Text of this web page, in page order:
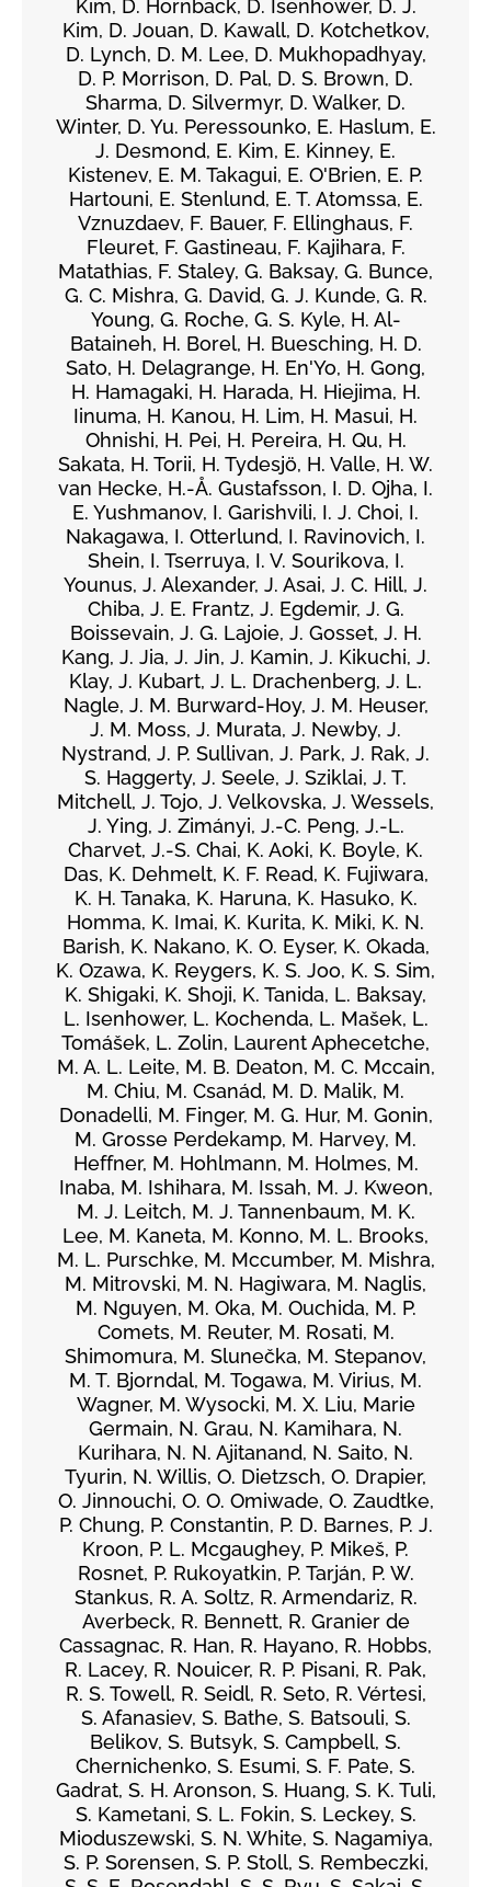
Kim, D. Hornback, D. Isenhower, D. J.
Kim, D. Jouan, D. Kawall, D. Kotchetkov,
D. Lynch, D. M. Lee, D. Mukhopadhyay,
D. P. Morrison, D. Pal, D. S. Brown, D.
Sharma, D. Silvermyr, D. Walker, D.
Winter, D. Yu. Peressounko, E. Haslum, E.
J. Desmond, E. Kim, E. Kinney, E.
Kistenev, E. M. Takagui, E. O'Brien, E. P.
Hartouni, E. Stenlund, E. T. Atomssa, E.
Vznuzdaev, F. Bauer, F. Ellinghaus, F.
Fleuret, F. Gastineau, F. Kajihara, F.
Matathias, F. Staley, G. Baksay, G. Bunce,
G. C. Mishra, G. David, G. J. Kunde, G. R.
Young, G. Roche, G. S. Kyle, H. Al-
Bataineh, H. Borel, H. Buesching, H. D.
Sato, H. Delagrange, H. En'Yo, H. Gong,
H. Hamagaki, H. Harada, H. Hiejima, H.
Iinuma, H. Kanou, H. Lim, H. Masui, H.
Ohnishi, H. Pei, H. Pereira, H. Qu, H.
Sakata, H. Torii, H. Tydesjö, H. Valle, H. W.
van Hecke, H.-Å. Gustafsson, I. D. Ojha, I.
E. Yushmanov, I. Garishvili, I. J. Choi, I.
Nakagawa, I. Otterlund, I. Ravinovich, I.
Shein, I. Tserruya, I. V. Sourikova, I.
Younus, J. Alexander, J. Asai, J. C. Hill, J.
Chiba, J. E. Frantz, J. Egdemir, J. G.
Boissevain, J. G. Lajoie, J. Gosset, J. H.
Kang, J. Jia, J. Jin, J. Kamin, J. Kikuchi, J.
Klay, J. Kubart, J. L. Drachenberg, J. L.
Nagle, J. M. Burward-Hoy, J. M. Heuser,
J. M. Moss, J. Murata, J. Newby, J.
Nystrand, J. P. Sullivan, J. Park, J. Rak, J.
S. Haggerty, J. Seele, J. Sziklai, J. T.
Mitchell, J. Tojo, J. Velkovska, J. Wessels,
J. Ying, J. Zimányi, J.-C. Peng, J.-L.
Charvet, J.-S. Chai, K. Aoki, K. Boyle, K.
Das, K. Dehmelt, K. F. Read, K. Fujiwara,
K. H. Tanaka, K. Haruna, K. Hasuko, K.
Homma, K. Imai, K. Kurita, K. Miki, K. N.
Barish, K. Nakano, K. O. Eyser, K. Okada,
K. Ozawa, K. Reygers, K. S. Joo, K. S. Sim,
K. Shigaki, K. Shoji, K. Tanida, L. Baksay,
L. Isenhower, L. Kochenda, L. Mašek, L.
Tomášek, L. Zolin, Laurent Aphecetche,
M. A. L. Leite, M. B. Deaton, M. C. Mccain,
M. Chiu, M. Csanád, M. D. Malik, M.
Donadelli, M. Finger, M. G. Hur, M. Gonin,
M. Grosse Perdekamp, M. Harvey, M.
Heffner, M. Hohlmann, M. Holmes, M.
Inaba, M. Ishihara, M. Issah, M. J. Kweon,
M. J. Leitch, M. J. Tannenbaum, M. K.
Lee, M. Kaneta, M. Konno, M. L. Brooks,
M. L. Purschke, M. Mccumber, M. Mishra,
M. Mitrovski, M. N. Hagiwara, M. Naglis,
M. Nguyen, M. Oka, M. Ouchida, M. P.
Comets, M. Reuter, M. Rosati, M.
Shimomura, M. Slunečka, M. Stepanov,
M. T. Bjorndal, M. Togawa, M. Virius, M.
Wagner, M. Wysocki, M. X. Liu, Marie
Germain, N. Grau, N. Kamihara, N.
Kurihara, N. N. Ajitanand, N. Saito, N.
Tyurin, N. Willis, O. Dietzsch, O. Drapier,
O. Jinnouchi, O. O. Omiwade, O. Zaudtke,
P. Chung, P. Constantin, P. D. Barnes, P. J.
Kroon, P. L. Mcgaughey, P. Mikeš, P.
Rosnet, P. Rukoyatkin, P. Tarján, P. W.
Stankus, R. A. Soltz, R. Armendariz, R.
Averbeck, R. Bennett, R. Granier de
Cassagnac, R. Han, R. Hayano, R. Hobbs,
R. Lacey, R. Nouicer, R. P. Pisani, R. Pak,
R. S. Towell, R. Seidl, R. Seto, R. Vértesi,
S. Afanasiev, S. Bathe, S. Batsouli, S.
Belikov, S. Butsyk, S. Campbell, S.
Chernichenko, S. Esumi, S. F. Pate, S.
Gadrat, S. H. Aronson, S. Huang, S. K. Tuli,
S. Kametani, S. L. Fokin, S. Leckey, S.
Mioduszewski, S. N. White, S. Nagamiya,
S. P. Sorensen, S. P. Stoll, S. Rembeczki,